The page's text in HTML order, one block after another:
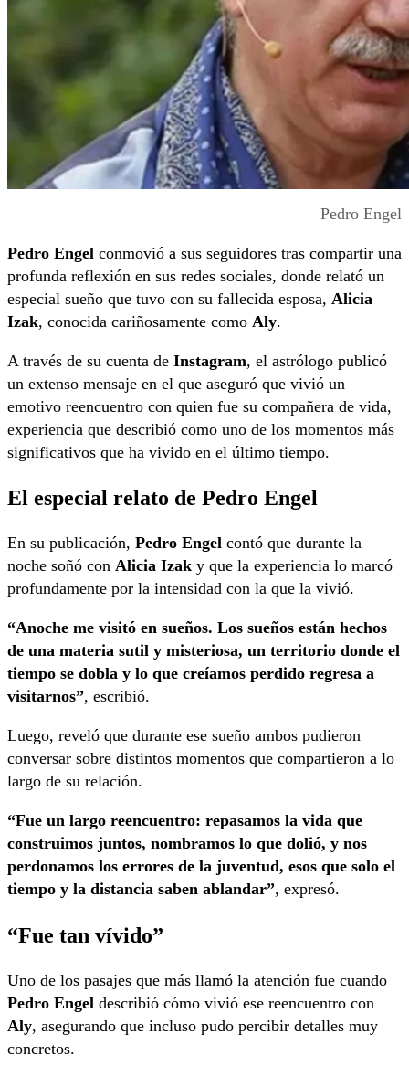
Pedro Engel
Pedro Engel conmovió a sus seguidores tras compartir una
profunda reflexión en sus redes sociales, donde relató un
especial sueño que tuvo con su fallecida esposa, Alicia
Izak, conocida cariñosamente como Aly.
A través de su cuenta de Instagram, el astrólogo publicó
un extenso mensaje en el que aseguró que vivió un
emotivo reencuentro con quien fue su compañera de vida,
experiencia que describió como uno de los momentos más
significativos que ha vivido en el último tiempo.
El especial relato de Pedro Engel
En su publicación, Pedro Engel contó que durante la
noche soñó con Alicia Izak y que la experiencia lo marcó
profundamente por la intensidad con la que la vivió.
“Anoche me visitó en sueños. Los sueños están hechos
de una materia sutil y misteriosa, un territorio donde el
tiempo se dobla y lo que creíamos perdido regresa a
visitarnos”, escribió.
Luego, reveló que durante ese sueño ambos pudieron
conversar sobre distintos momentos que compartieron a lo
largo de su relación.
“Fue un largo reencuentro: repasamos la vida que
construimos juntos, nombramos lo que dolió, y nos
perdonamos los errores de la juventud, esos que solo el
tiempo y la distancia saben ablandar”, expresó.
“Fue tan vívido”
Uno de los pasajes que más llamó la atención fue cuando
Pedro Engel describió cómo vivió ese reencuentro con
Aly, asegurando que incluso pudo percibir detalles muy
concretos.